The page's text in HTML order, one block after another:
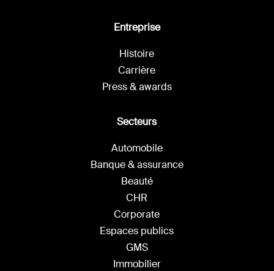
Secteurs
Automobile
Banque & assurance
Beauté
CHR
Corporate
Espaces publics
GMS
Immobilier
Entreprise
Histoire
Carrière
Press & awards